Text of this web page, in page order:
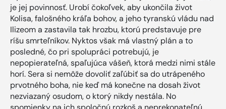
je jej povinnosť. Urobí čokoľvek, aby ukončila život
Kolisa, falošného kráľa bohov, a jeho tyranskú vládu nad
Ilizeom a zastavila tak hrozbu, ktorú predstavuje pre
ríšu smrteľníkov. Nyktos však má vlastný plán a to
posledné, čo pri spolupráci potrebujú, je
nepopierateľná, spaľujúca vášeň, ktorá medzi nimi stále
horí. Sera si nemôže dovoliť zaľúbiť sa do utrápeného
prvotného boha, nie keď má konečne na dosah život
nezviazaný osudom, o ktorý nikdy nestála. No